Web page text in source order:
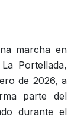
marcha en
Portellada,
de 2026, a
parte del
durante el